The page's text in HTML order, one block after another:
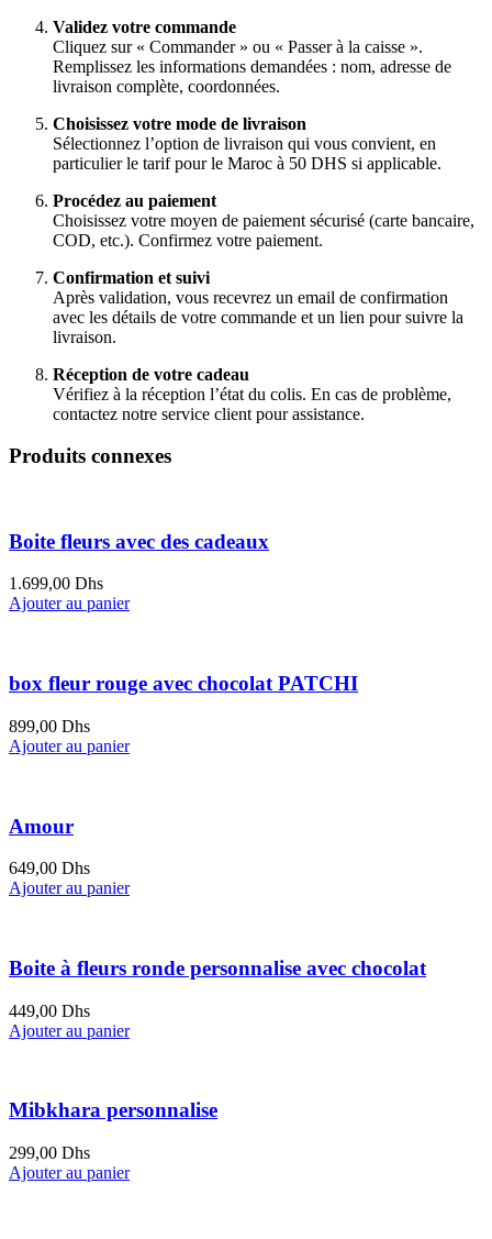
Validez votre commande
Cliquez sur « Commander » ou « Passer à la caisse ».
Remplissez les informations demandées : nom, adresse de
livraison complète, coordonnées.
Choisissez votre mode de livraison
Sélectionnez l’option de livraison qui vous convient, en
particulier le tarif pour le Maroc à 50 DHS si applicable.
Procédez au paiement
Choisissez votre moyen de paiement sécurisé (carte bancaire,
COD, etc.). Confirmez votre paiement.
Confirmation et suivi
Après validation, vous recevrez un email de confirmation
avec les détails de votre commande et un lien pour suivre la
livraison.
Réception de votre cadeau
Vérifiez à la réception l’état du colis. En cas de problème,
contactez notre service client pour assistance.
Produits connexes
Boite fleurs avec des cadeaux
1.699,00 Dhs
Ajouter au panier
box fleur rouge avec chocolat PATCHI
899,00 Dhs
Ajouter au panier
Amour
649,00 Dhs
Ajouter au panier
Boite à fleurs ronde personnalise avec chocolat
449,00 Dhs
Ajouter au panier
Mibkhara personnalise
299,00 Dhs
Ajouter au panier